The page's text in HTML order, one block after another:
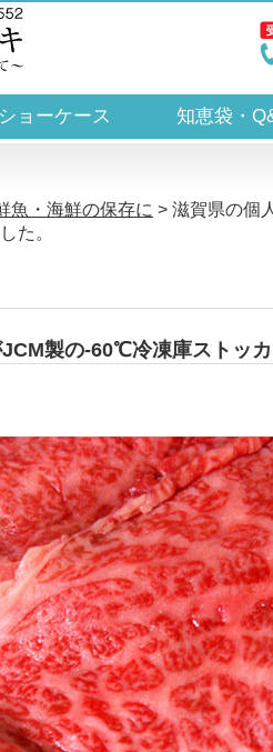
ョーケース 知恵袋・
魚・海鮮の保存に > 滋賀県の個
た。
製の-60℃冷凍庫ストッ